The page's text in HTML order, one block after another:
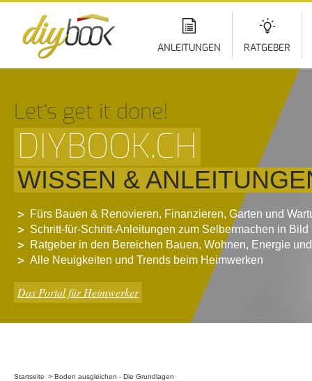
ANLEITUNGEN RATGEBER
Let‘s get it done!
DIYBOOK.CH
WISSEN &
Fürs Bauen & Renovieren, Finanzieren, Garten und
Schritt-für-Schritt-Anleitungen zum Selbermachen in Bild
Ratgeber in den Bereichen Bauen, Wohnen, Energie
Alle Neuigkeiten und Trends beim Heimwerken
Das Portal für Heimwerker
Startseite Boden ausgleichen - Die Grundlagen